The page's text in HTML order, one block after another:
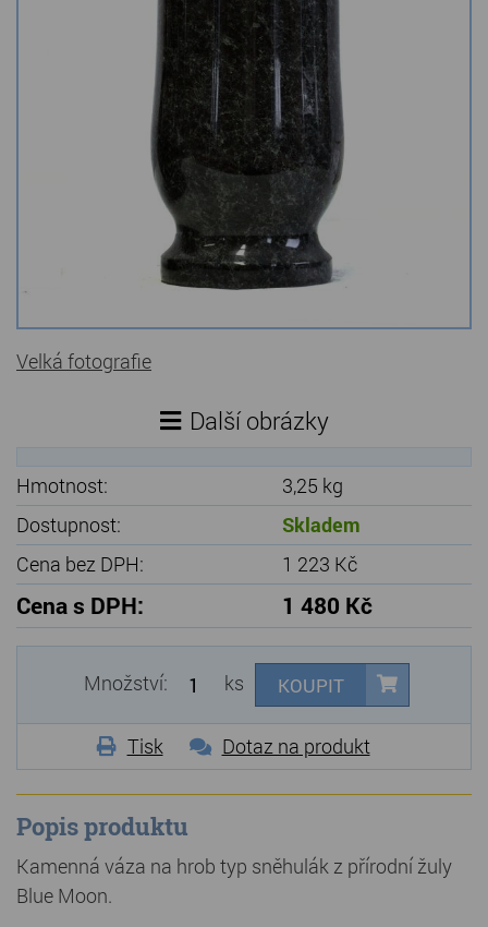
Dárkové předměty z přírodního kamene
Gabiony, gabionový kámen
Údržba a čištění kamene
Velká fotografie
Další obrázky
Hmotnost:
3,25 kg
Dostupnost:
Skladem
Cena bez DPH:
1 223 Kč
Cena s DPH: 1 480 Kč
Množství: ks KOUPIT
Tisk Dotaz na produkt
Popis produktu
Kamenná váza na hrob typ sněhulák z přírodní žuly
Blue Moon.